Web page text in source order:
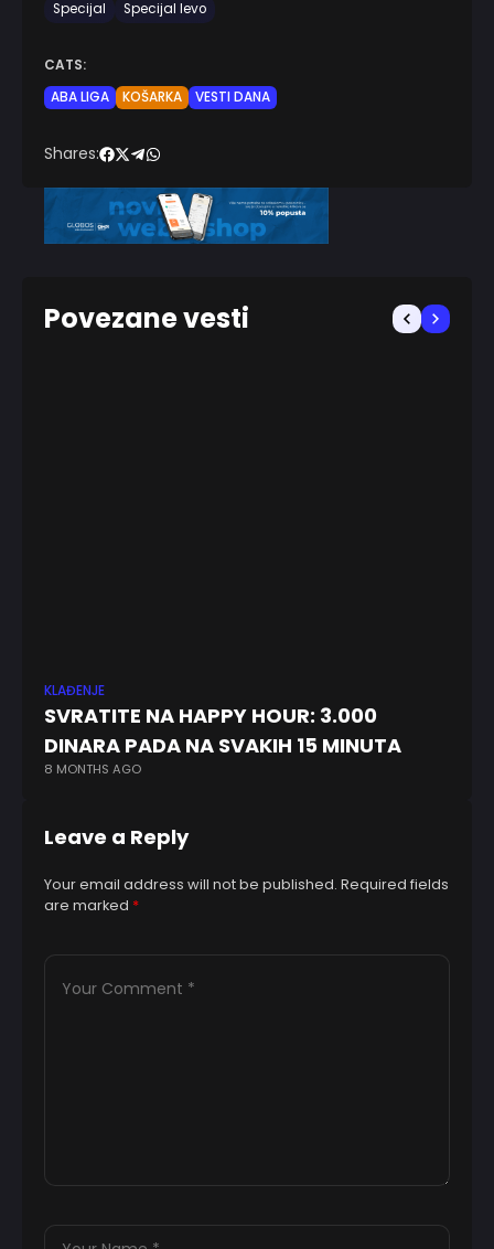
Specijal Specijal levo
CATS:
ABA LIGA
KOŠARKA VESTI DANA
Shares:
Povezane vesti
KLAĐENJE
SVRATITE NA HAPPY HOUR: 3.000
DINARA PADA NA SVAKIH 15 MINUTA
8 MONTHS AGO
Leave a Reply
Your email address will not be published. Required fields
are marked *